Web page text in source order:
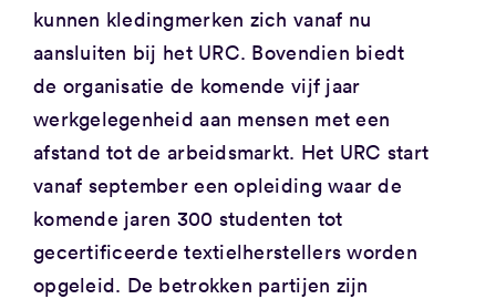
kunnen kledingmerken zich vanaf nu
aansluiten bij het URC. Bovendien biedt
de organisatie de komende vijf jaar
werkgelegenheid aan mensen met een
afstand tot de arbeidsmarkt. Het URC start
vanaf september een opleiding waar de
komende jaren 300 studenten tot
gecertificeerde textielherstellers worden
opgeleid. De betrokken partijen zijn